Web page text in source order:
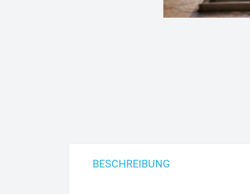
BESCHREIBUNG